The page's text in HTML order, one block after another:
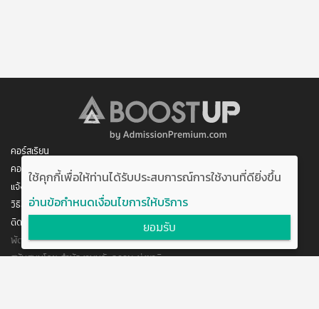
คอร์สเรียน
คอร์สของฉัน
แจ้งการชำระเงิน
วิธีสมัคร/ชำระเงิน
ติดต่อเรา
พัฒนาโดย บริษัท อัพบีน จำกัด
สนับสนุนโดย สำนักงานนวัตกรรมแห่งชาติ
ใช้คุกกี้เพื่อให้ท่านได้รับประสบการณ์การใช้งานที่ดียิ่งขึ้น
อ่านข้อกำหนดเงื่อนไขการให้บริการ
ยอมรับ